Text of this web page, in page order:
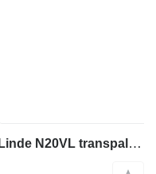
109843 unidad de control para Linde N20VL transpaleta eléctrica